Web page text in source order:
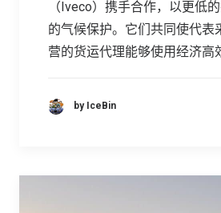
（Iveco）携手合作，以更低
的气候保护。它们共同使代表
营的货运代理能够使用经济高
by IceBin